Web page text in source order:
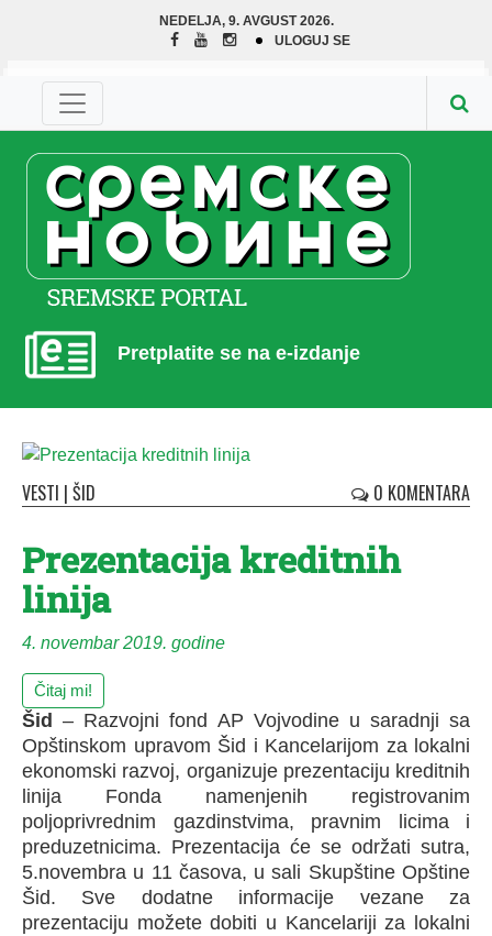
NEDELJA, 9. AVGUST 2026.
ULOGUJ SE
Pretplatite se na e-izdanje
VESTI | ŠID 0 KOMENTARA
Prezentacija kreditnih
linija
4. novembar 2019. godine
Čitaj mi!
Šid – Razvojni fond AP Vojvodine u saradnji sa
Opštinskom upravom Šid i Kancelarijom za lokalni
ekonomski razvoj, organizuje prezentaciju kreditnih
linija Fonda namenjenih registrovanim
poljoprivrednim gazdinstvima, pravnim licima i
preduzetnicima. Prezentacija će se održati sutra,
5.novembra u 11 časova, u sali Skupštine Opštine
Šid. Sve dodatne informacije vezane za
prezentaciju možete dobiti u Kancelariji za lokalni